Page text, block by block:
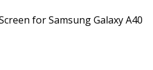
for Samsung Galaxy A40